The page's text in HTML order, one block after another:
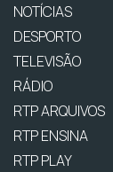
NOTÍCIAS
DESPORTO
TELEVISÃO
RÁDIO
RTP ARQUIVOS
RTP ENSINA
RTP PLAY